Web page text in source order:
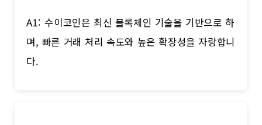
A1: 수이코인은 최신 블록체인 기술을 기반으로 하
며, 빠른 거래 처리 속도와 높은 확장성을 자랑합니
다.